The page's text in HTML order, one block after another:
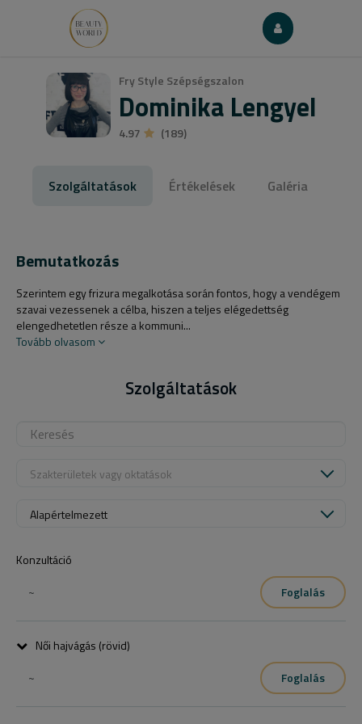
Fry Style Szépségszalon
Dominika Lengyel
4.97 (189)
Szolgáltatások Értékelések Galéria
Bemutatkozás
Szerintem egy frizura megalkotása során fontos, hogy a vendégem
szavai vezessenek a célba, hiszen a teljes elégedettség
elengedhetetlen része a kommuni...
Tovább olvasom
Szolgáltatások
Szakterületek vagy oktatások
Alapértelmezett
Konzultáció
~
Foglalás
Női hajvágás (rövid)
~
Foglalás
A hajvágást mosás és fejmasszázs (2 perc) után a vendég